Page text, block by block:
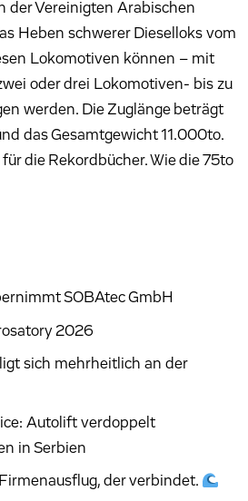
der Vereinigten Arabischen
Heben schwerer Dieselloks vom
Lokomotiven können – mit
oder drei Lokomotiven- bis zu
werden. Die Zuglänge beträgt
das Gesamtgewicht 11.000to.
die Rekordbücher. Wie die 75to
SOBAtec GmbH
2026
sich mehrheitlich an der
Autolift verdoppelt
in Serbien
der verbindet.